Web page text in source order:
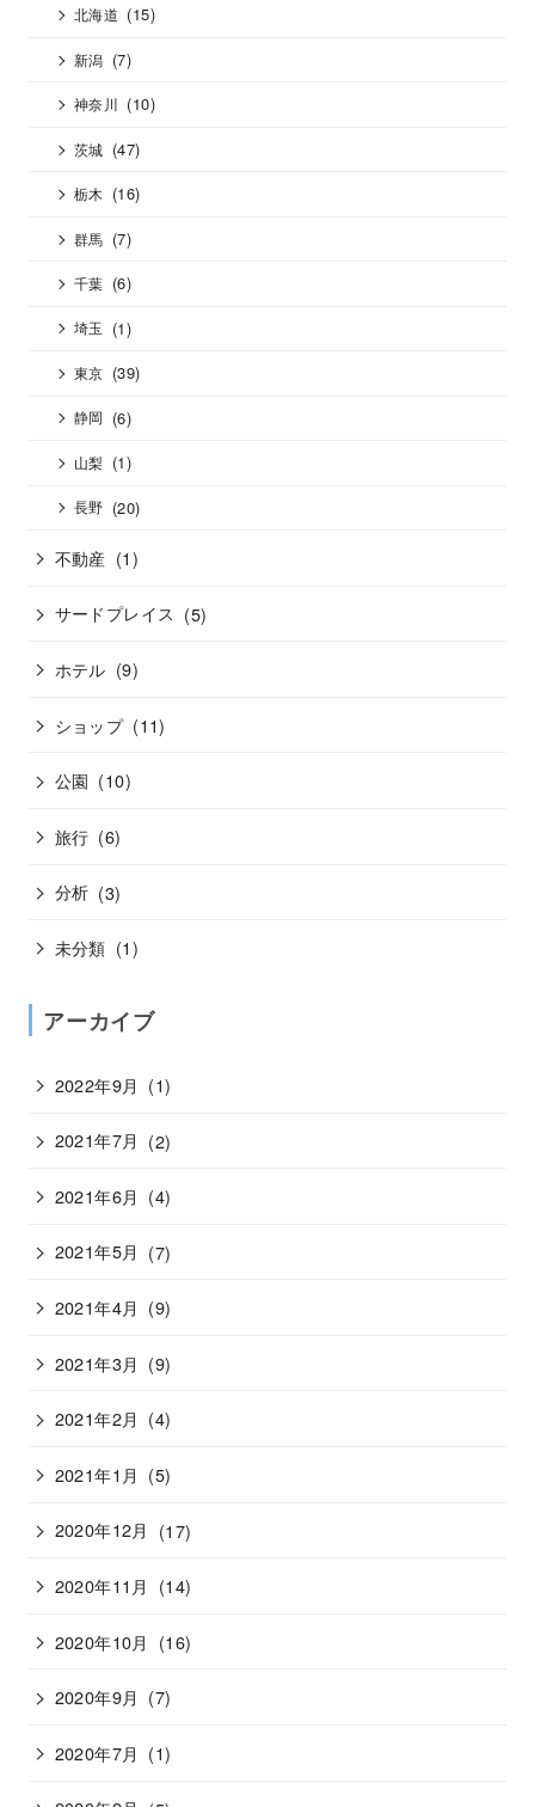
北海道 (15)
新潟 (7)
神奈川 (10)
茨城 (47)
栃木 (16)
群馬 (7)
千葉 (6)
埼玉 (1)
東京 (39)
静岡 (6)
山梨 (1)
長野 (20)
不動産 (1)
サードプレイス (5)
ホテル (9)
ショップ (11)
公園 (10)
旅行 (6)
分析 (3)
未分類 (1)
アーカイブ
2022年9月 (1)
2021年7月 (2)
2021年6月 (4)
2021年5月 (7)
2021年4月 (9)
2021年3月 (9)
2021年2月 (4)
2021年1月 (5)
2020年12月 (17)
2020年11月 (14)
2020年10月 (16)
2020年9月 (7)
2020年7月 (1)